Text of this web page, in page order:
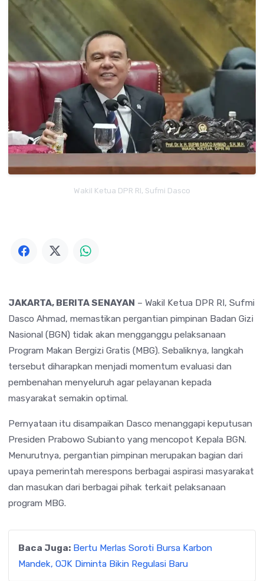
Wakil Ketua DPR RI, Sufmi Dasco
JAKARTA, BERITA SENAYAN – Wakil Ketua DPR RI, Sufmi
Dasco Ahmad, memastikan pergantian pimpinan Badan Gizi
Nasional (BGN) tidak akan mengganggu pelaksanaan
Program Makan Bergizi Gratis (MBG). Sebaliknya, langkah
tersebut diharapkan menjadi momentum evaluasi dan
pembenahan menyeluruh agar pelayanan kepada
masyarakat semakin optimal.
Pernyataan itu disampaikan Dasco menanggapi keputusan
Presiden Prabowo Subianto yang mencopot Kepala BGN.
Menurutnya, pergantian pimpinan merupakan bagian dari
upaya pemerintah merespons berbagai aspirasi masyarakat
dan masukan dari berbagai pihak terkait pelaksanaan
program MBG.
Baca Juga: Bertu Merlas Soroti Bursa Karbon
Mandek, OJK Diminta Bikin Regulasi Baru